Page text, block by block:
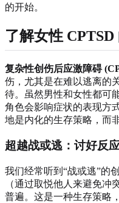
的开始。
了解女性
复杂性创伤后应激障碍
伤，尤其是在难以逃离的
待。虽然男性和女性都可
角色会影响症状的表现方
地是内化的生存策略，而
超越战或逃：讨好反
我们经常听到“战或逃”的
（通过取悦他人来避免冲
普遍。这是一种生存策略